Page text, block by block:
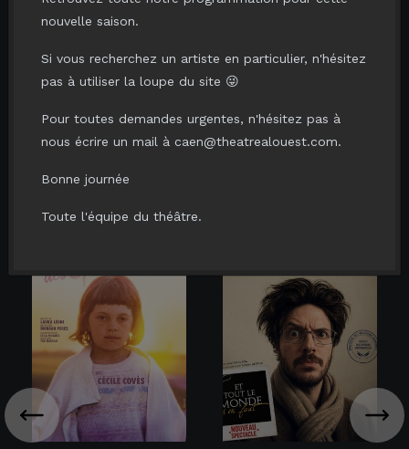
Prix du Jury aux Lions du Rire
Prix du Public à Saint Pierre de
Chandieu
VOUS AIMERIEZ AUSSI...
nouvelle saison.
Si vous recherchez un artiste en particulier, n'hésitez
pas à utiliser la loupe du site 😜
Pour toutes demandes urgentes, n'hésitez pas à
nous écrire un mail à caen@theatrealouest.com.
Bonne journée
Toute l'équipe du théâtre.